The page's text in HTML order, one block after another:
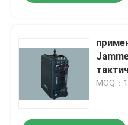
от VIP
MOQ：